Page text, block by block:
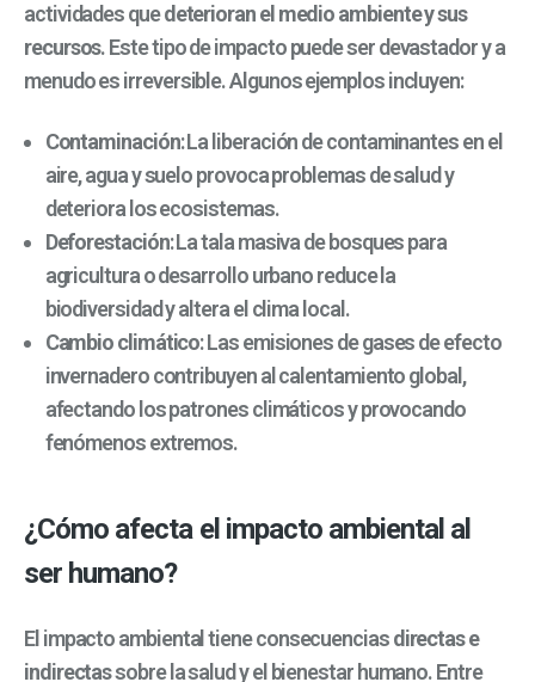
actividades quedeterioran el medio ambiente y sus
recursos. Este tipo de impacto puede ser devastador y a
menudo es irreversible. Algunos ejemplos incluyen:
Contaminación: La liberación de contaminantes en el
aire, agua y suelo provoca problemas de salud y
deteriora los ecosistemas.
Deforestación: La tala masiva de bosques para
agricultura o desarrollo urbano reduce la
biodiversidad y altera el clima local.
Cambio climático: Las emisiones de gases de efecto
invernadero contribuyen al calentamiento global,
afectando los patrones climáticos y provocando
fenómenos extremos.
¿Cómo afecta el impacto ambiental al
ser humano?
El impacto ambiental tiene consecuenciasdirectas e
indirectassobre la salud y el bienestar humano. Entre